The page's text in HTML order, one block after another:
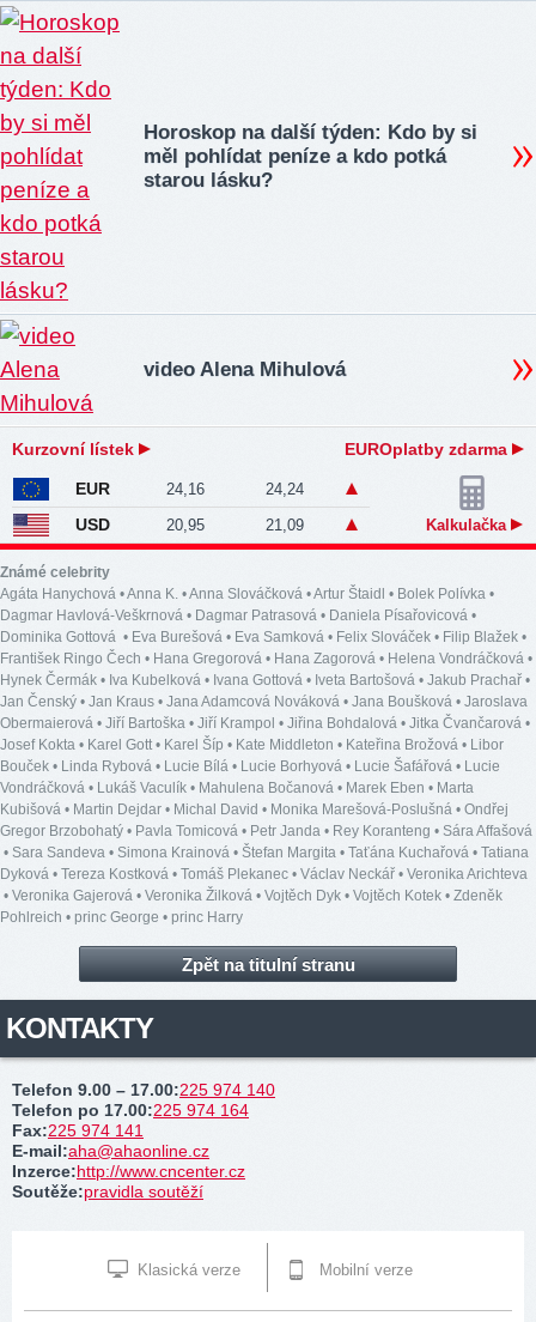
Horoskop na další týden: Kdo by si
měl pohlídat peníze a kdo potká
starou lásku?
video Alena Mihulová
Kurzovní lístek EUROplatby zdarma
EUR 24,16 24,24
USD 20,95 21,09 Kalkulačka
Známé celebrity
Agáta Hanychová •Anna K. •Anna Slováčková •Artur Štaidl • Bolek Polívka •
Dagmar Havlová-Veškrnová • Dagmar Patrasová • Daniela Písařovicová •
Dominika Gottová • Eva Burešová • Eva Samková • Felix Slováček • Filip Blažek •
František Ringo Čech • Hana Gregorová • Hana Zagorová • Helena Vondráčková •
Hynek Čermák • Iva Kubelková • Ivana Gottová • Iveta Bartošová • Jakub Prachař •
Jan Čenský • Jan Kraus • Jana Adamcová Nováková • Jana Boušková • Jaroslava
Obermaierová • Jiří Bartoška • Jiří Krampol • Jiřina Bohdalová • Jitka Čvančarová •
Josef Kokta • Karel Gott • Karel Šíp • Kate Middleton • Kateřina Brožová • Libor
Bouček • Linda Rybová • Lucie Bílá • Lucie Borhyová • Lucie Šafářová • Lucie
Vondráčková • Lukáš Vaculík • Mahulena Bočanová • Marek Eben • Marta
Kubišová • Martin Dejdar • Michal David • Monika Marešová-Poslušná • Ondřej
Gregor Brzobohatý • Pavla Tomicová • Petr Janda • Rey Koranteng • Sára Affašová
• Sara Sandeva • Simona Krainová • Štefan Margita • Taťána Kuchařová • Tatiana
Dyková • Tereza Kostková • Tomáš Plekanec • Václav Neckář • Veronika Arichteva
• Veronika Gajerová • Veronika Žilková • Vojtěch Dyk • Vojtěch Kotek • Zdeněk
Pohlreich • princ George • princ Harry
Zpět na titulní stranu
KONTAKTY
Telefon 9.00 – 17.00:225 974 140
Telefon po 17.00:225 974 164
Fax:225 974 141
E-mail:aha@ahaonline.cz
Inzerce:http://www.cncenter.cz
Soutěže:pravidla soutěží
Klasická verze Mobilní verze